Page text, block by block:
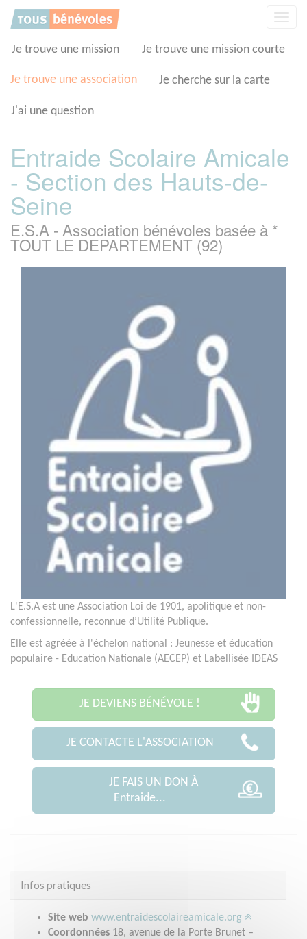
Je trouve une mission Je trouve une mission courte
Je trouve une association Je cherche sur la carte
J'ai une question
Entraide Scolaire Amicale
- Section des Hauts-de-
Seine
E.S.A - Association bénévoles basée à *
TOUT LE DEPARTEMENT (92)
L'E.S.A est une Association Loi de 1901, apolitique et non-
confessionnelle, reconnue d’Utilité Publique.
Elle est agréée à l'échelon national : Jeunesse et éducation
populaire - Education Nationale (AECEP) et Labellisée IDEAS
JE DEVIENS BÉNÉVOLE !
JE CONTACTE L'ASSOCIATION
JE FAIS UN DON À
Entraide...
Infos pratiques
Site web www.entraidescolaireamicale.org
Coordonnées 18, avenue de la Porte Brunet –
Panneau de gestion des cookies